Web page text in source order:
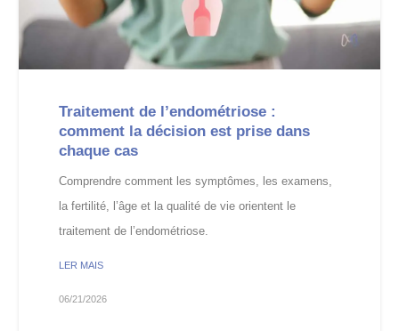
Traitement de l’endométriose :
comment la décision est prise dans
chaque cas
Comprendre comment les symptômes, les examens,
la fertilité, l’âge et la qualité de vie orientent le
traitement de l’endométriose.
LER MAIS
06/21/2026